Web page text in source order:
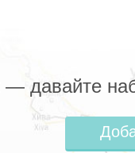
— давайте